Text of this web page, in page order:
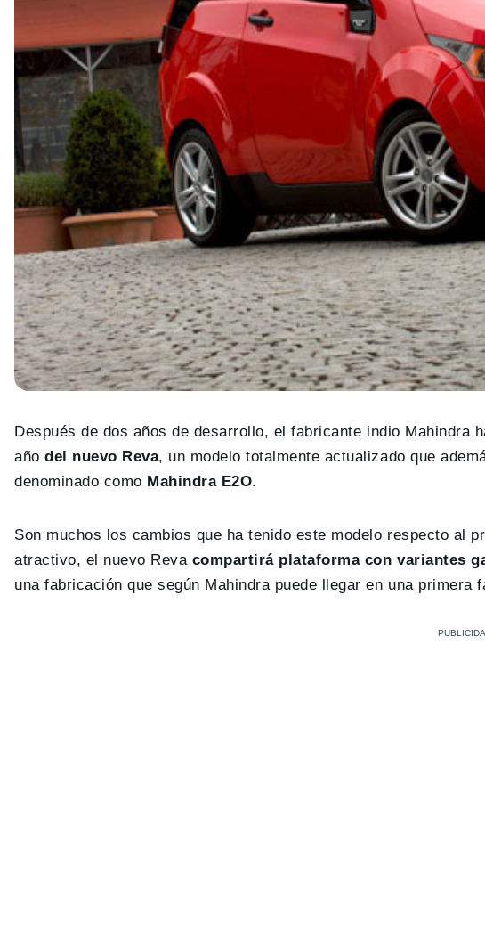
Después de dos años de desarrollo, el fabricante indio
añodel nuevo Reva, un modelo totalmente actualizado que
denominado como Mahindra E2O.
Son muchos los cambios que ha tenido este modelo respecto al
atractivo, el nuevo Reva compartirá plataforma con variantes
una fabricación que según Mahindra puede llegar en una primera